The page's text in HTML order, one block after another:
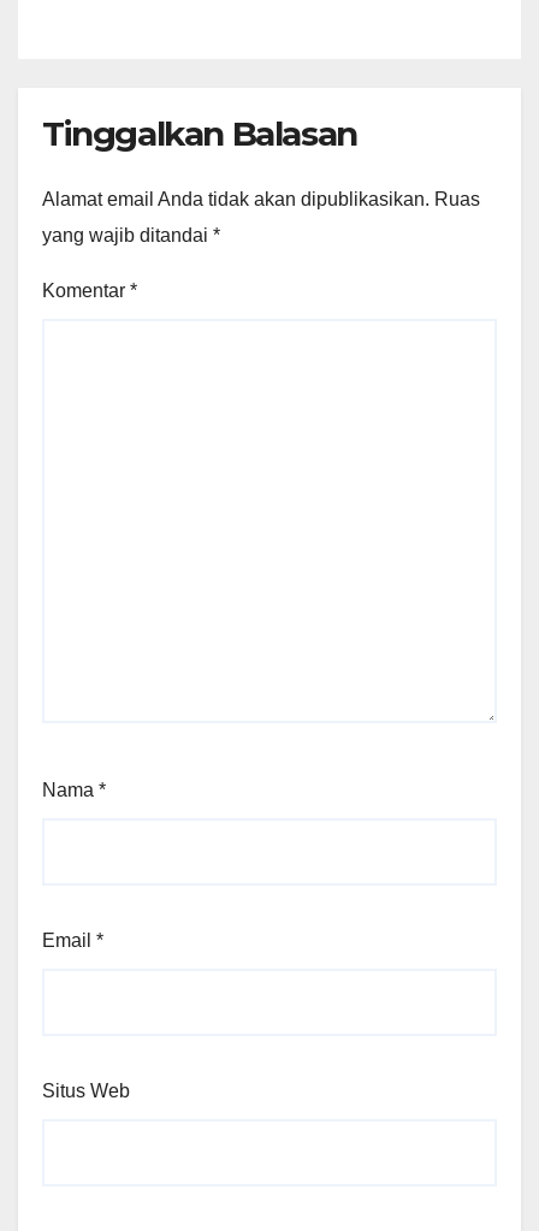
Tinggalkan Balasan
Alamat email Anda tidak akan dipublikasikan. Ruas
yang wajib ditandai *
Komentar *
Nama *
Email *
Situs Web